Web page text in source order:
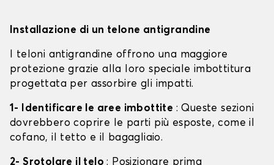
Installazione di un telone antigrandine
I teloni antigrandine offrono una maggiore
protezione grazie alla loro speciale imbottitura
progettata per assorbire gli impatti.
1- Identificare le aree imbottite : Queste sezioni
dovrebbero coprire le parti più esposte, come il
cofano, il tetto e il bagagliaio.
2- Srotolare il telo: Posizionare prima